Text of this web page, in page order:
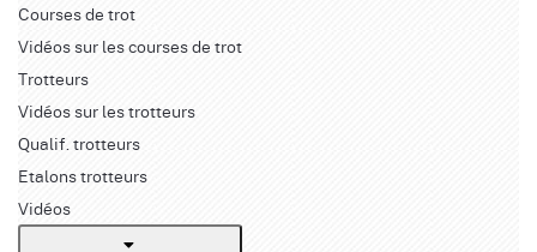
Courses de trot
Vidéos sur les courses de trot
Trotteurs
Vidéos sur les trotteurs
Qualif. trotteurs
Etalons trotteurs
Vidéos